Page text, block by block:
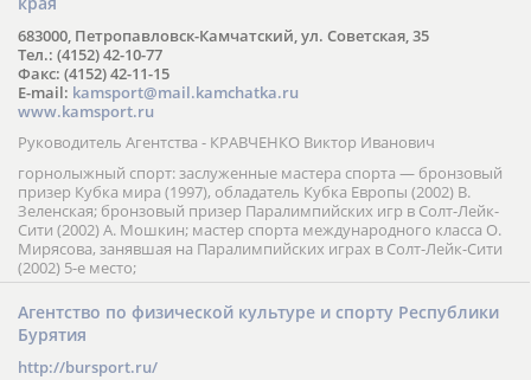
683000, Петропавловск-Камчатский, ул. Советская, 35
Тел.: (4152) 42-10-77
Факс: (4152) 42-11-15
E-mail: kamsport@mail.kamchatka.ru
www.kamsport.ru
Руководитель Агентства - КРАВЧЕНКО Виктор Иванович
горнолыжный спорт: заслуженные мастера спорта — бронзовый
призер Кубка мира (1997), обладатель Кубка Европы (2002) В.
Зеленская; бронзовый призер Паралимпийских игр в Солт-Лейк-
Сити (2002) А. Мошкин; мастер спорта международного класса О.
Мирясова, занявшая на Паралимпийских играх в Солт-Лейк-Сити
(2002) 5-е место;
Агентство по физической культуре и спорту Республики
Бурятия
http://bursport.ru/